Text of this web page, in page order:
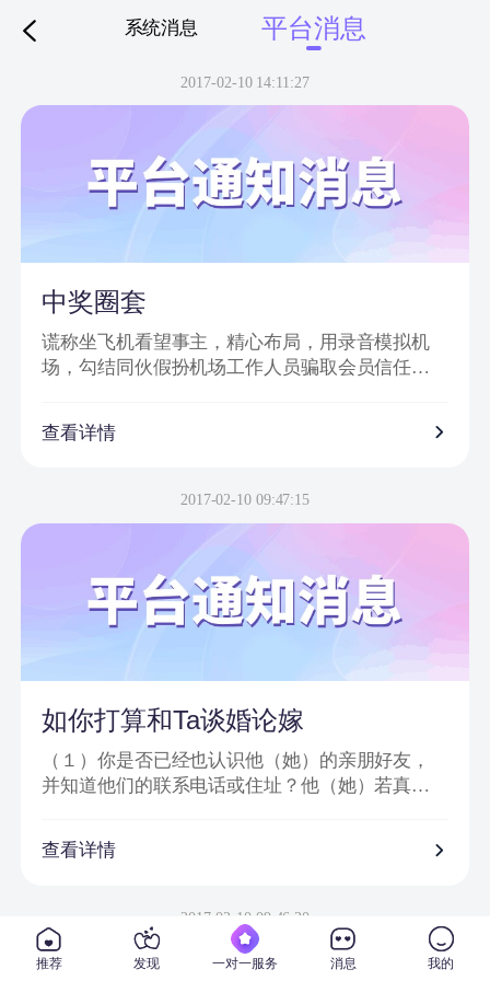
系统消息 平台消息
下拉刷新
2017-02-10 14:11:27
中奖圈套
谎称坐飞机看望事主，精心布局，用录音模拟机
场，勾结同伙假扮机场工作人员骗取会员信任，
诈骗特点：
信息或节目邀请嘉宾、网站会员为信件内容；
2、骗子以＂消息提示员XX＂、＂送礼员XX＂等
3、把中奖诈骗信息发到会员手机上，要求会员登
录一个钓鱼网站进行汇款；
4、虚假信息为避免系统筛查及一般由大量符号或
查看详情
2017-02-10 09:47:15
如你打算和Ta谈婚论嫁
（１）你是否已经也认识他（她）的亲朋好友，
并知道他们的联系电话或住址？他（她）若真心
私人社交圈子。
信他（她）真的在那里从事着他（她）所说的工
作？
查看详情
2017-02-10 09:46:30
推荐 发现 一对一服务 消息 我的